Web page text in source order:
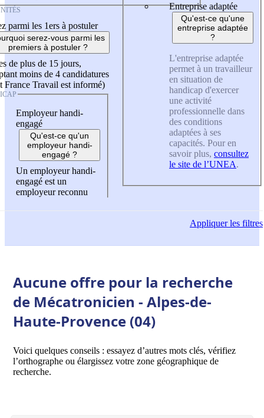
parmi les 1ers à postuler
serez-vous parmi les
premiers à postuler ?
de plus de 15 jours,
moins de 4 candidatures
France Travail est informé)
Employeur handi-
engagé
Qu'est-ce qu'un
employeur handi-
engagé ?
Un employeur handi-
engagé est un
employeur reconnu
Entreprise adaptée
Qu'est-ce qu'une
entreprise adaptée
?
L'entreprise adaptée
permet à un travailleur
en situation de
handicap d'exercer
une activité
professionnelle dans
des conditions
adaptées à ses
capacités. Pour en
savoir plus, consultez
le site de l’UNEA.
Appliquerles filtres
Aucune offre pour la recherche
de Mécatronicien - Alpes-de-
Haute-Provence (04)
Voici quelques conseils : essayez d’autres mots clés, vérifiez
l’orthographe ou élargissez votre zone géographique de
recherche.